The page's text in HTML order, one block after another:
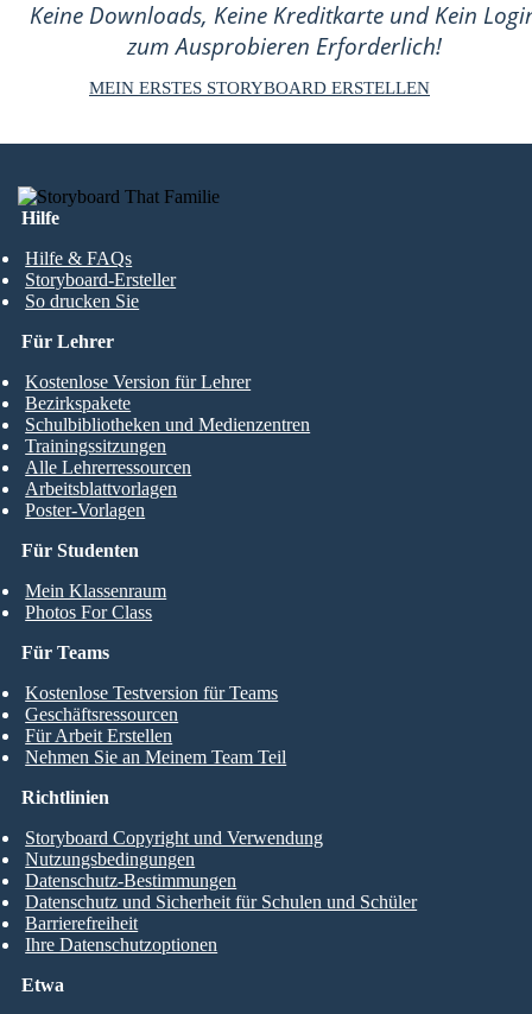
Keine Downloads, Keine Kreditkarte und Kein
zum Ausprobieren Erforderlich!
MEIN ERSTES STORYBOARD ERSTELLEN
Hilfe
Hilfe & FAQs
Storyboard-Ersteller
So drucken Sie
Für Studenten
Mein Klassenraum
Photos For Class
Für Lehrer
Kostenlose Version für Lehrer
Bezirkspakete
Schulbibliotheken und Medienzentren
Trainingssitzungen
Alle Lehrerressourcen
Arbeitsblattvorlagen
Poster-Vorlagen
Für Teams
Kostenlose Testversion für Teams
Geschäftsressourcen
Für Arbeit Erstellen
Nehmen Sie an Meinem Team Teil
Etwa
Richtlinien
Storyboard Copyright und Verwendung
Nutzungsbedingungen
Datenschutz-Bestimmungen
Datenschutz und Sicherheit für Schulen und Schüler
Barrierefreiheit
Ihre Datenschutzoptionen